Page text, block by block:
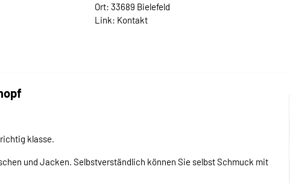
Ort: 33689 Bielefeld
Link: Kontakt
klasse.
und Jacken. Selbstverständlich können Sie selbst Schmuck mit